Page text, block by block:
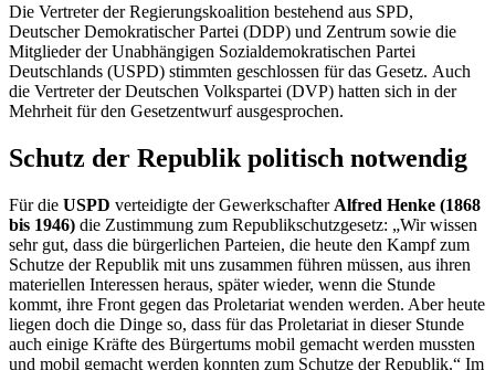
Die Vertreter der Regierungskoalition bestehend aus SPD,
Deutscher Demokratischer Partei (DDP) und Zentrum sowie die
Mitglieder der Unabhängigen Sozialdemokratischen Partei
Deutschlands (USPD) stimmten geschlossen für das Gesetz. Auch
die Vertreter der Deutschen Volkspartei (DVP) hatten sich in der
Mehrheit für den Gesetzentwurf ausgesprochen.
Schutz der Republik politisch notwendig
Für die USPD verteidigte der Gewerkschafter Alfred Henke (1868
bis 1946) die Zustimmung zum Republikschutzgesetz: „Wir wissen
sehr gut, dass die bürgerlichen Parteien, die heute den Kampf zum
Schutze der Republik mit uns zusammen führen müssen, aus ihren
materiellen Interessen heraus, später wieder, wenn die Stunde
kommt, ihre Front gegen das Proletariat wenden werden. Aber heute
liegen doch die Dinge so, dass für das Proletariat in dieser Stunde
auch einige Kräfte des Bürgertums mobil gemacht werden mussten
und mobil gemacht werden konnten zum Schutze der Republik.“ Im